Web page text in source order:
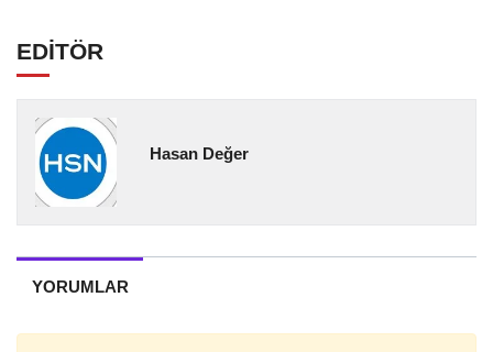
EDİTÖR
Hasan Değer
YORUMLAR